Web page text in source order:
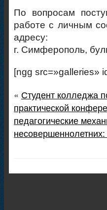
По вопросам
работе с личным
адресу:
г. Симферополь,
[ngg src=»galleries»
« Студент колледжа
практической
педагогические